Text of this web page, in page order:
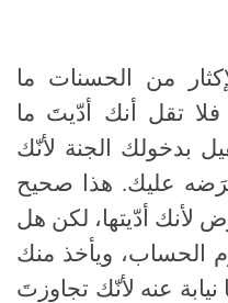
من الحسنات ما
تقل أنك أدّيتَ ما
بدخولك الجنة لأنّك
عليك. هذا صحيح
أدّيتها، لكن هل
الحساب، ويأخذ منك
عنه لأنّك تجاوزتَ